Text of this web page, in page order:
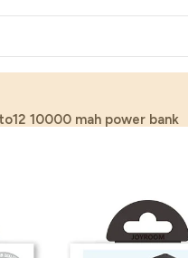
10000 mah power bank